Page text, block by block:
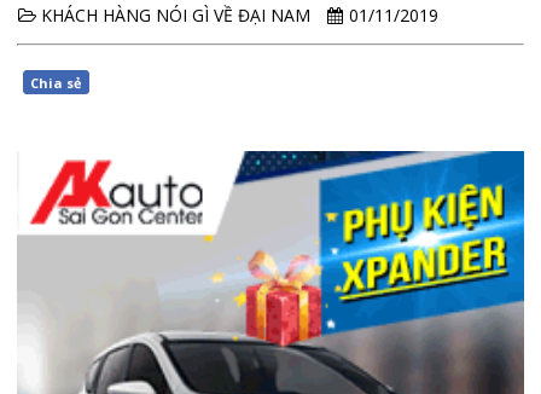
KHÁCH HÀNG NÓI GÌ VỀ ĐẠI NAM 01/11/2019
Chia sẻ